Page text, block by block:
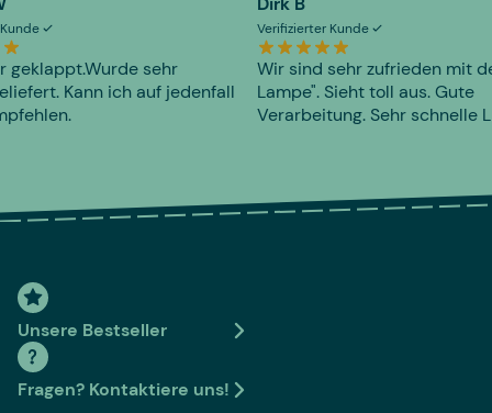
geklappt.Wurde sehr
Kann ich auf jedenfall
Verifizierter Kunde
Wir sind sehr zufrieden mit
Lampe". Sieht toll aus. Gute
Verarbeitung. Sehr schnelle
Unsere Bestseller
Fragen? Kontaktiere uns!